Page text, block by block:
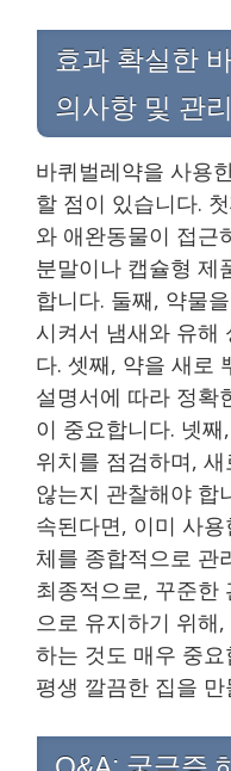
효과 확실한
의사항 및 관리
바퀴벌레약을 사용
할 점이 있습니다.
와 애완동물이 접근
분말이나 캡슐형 제
합니다. 둘째, 약물
시켜서 냄새와 유해
다. 셋째, 약을 새로
설명서에 따라 정확
이 중요합니다. 넷
위치를 점검하며,
않는지 관찰해야 합
속된다면, 이미 사
체를 종합적으로 관
최종적으로, 꾸준한
으로 유지하기 위해
하는 것도 매우 중
평생 깔끔한 집을